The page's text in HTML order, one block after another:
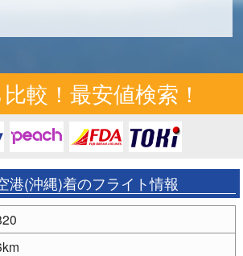
較！最安値検索！
港(沖縄)着のフライト情報